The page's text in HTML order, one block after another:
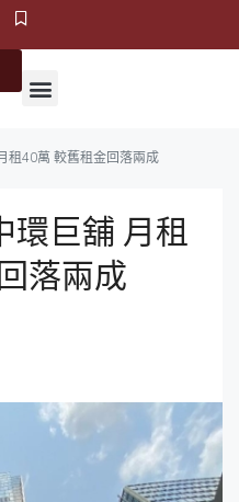
租40萬 較舊租金回落兩成
環巨舖 月租
落兩成